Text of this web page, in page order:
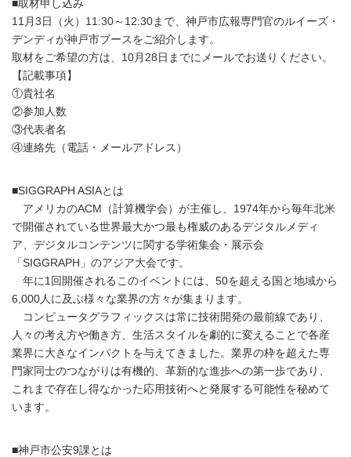
■取材申し込み
11月3日（火）11:30～12:30まで、神戸市広報専門官のルイーズ・
デンディが神戸市ブースをご紹介します。
取材をご希望の方は、10月28日までにメールでお送りください。
【記載事項】
①貴社名
②参加人数
③代表者名
④連絡先（電話・メールアドレス）
■SIGGRAPH ASIAとは
アメリカのACM（計算機学会）が主催し、1974年から毎年北米
で開催されている世界最大かつ最も権威のあるデジタルメディ
ア、デジタルコンテンツに関する学術集会・展示会
「SIGGRAPH」のアジア大会です。
年に1回開催されるこのイベントには、50を超える国と地域から
6,000人に及ぶ様々な業界の方々が集まります。
コンピュータグラフィックスは常に技術開発の最前線であり、
人々の考え方や働き方、生活スタイルを劇的に変えることで各産
業界に大きなインパクトを与えてきました。業界の枠を超えた専
門家同士のつながりは有機的、革新的な進歩への第一歩であり、
これまで存在し得なかった応用技術へと発展する可能性を秘めて
います。
■神戸市公安9課とは